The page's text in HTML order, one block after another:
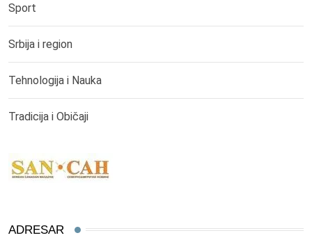
Sport
Srbija i region
Tehnologija i Nauka
Tradicija i Običaji
ADRESAR